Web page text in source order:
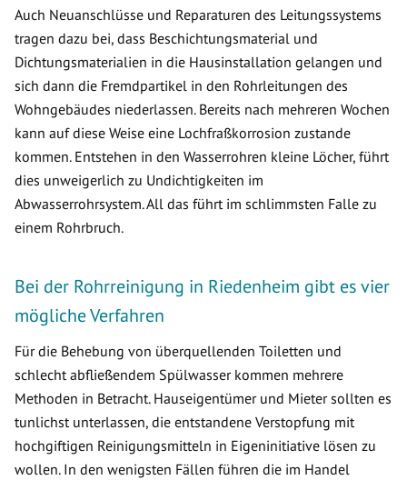
Auch Neuanschlüsse und Reparaturen des Leitungssystems
tragen dazu bei, dass Beschichtungsmaterial und
Dichtungsmaterialien in die Hausinstallation gelangen und
sich dann die Fremdpartikel in den Rohrleitungen des
Wohngebäudes niederlassen. Bereits nach mehreren Wochen
kann auf diese Weise eine Lochfraßkorrosion zustande
kommen. Entstehen in den Wasserrohren kleine Löcher, führt
dies unweigerlich zu Undichtigkeiten im
Abwasserrohrsystem. All das führt im schlimmsten Falle zu
einem Rohrbruch.
Bei der Rohrreinigung in Riedenheim gibt es vier
mögliche Verfahren
Für die Behebung von überquellenden Toiletten und
schlecht abfließendem Spülwasser kommen mehrere
Methoden in Betracht. Hauseigentümer und Mieter sollten es
tunlichst unterlassen, die entstandene Verstopfung mit
hochgiftigen Reinigungsmitteln in Eigeninitiative lösen zu
wollen. In den wenigsten Fällen führen die im Handel